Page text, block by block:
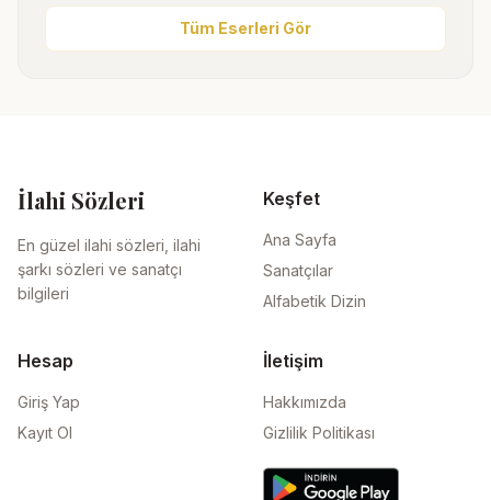
Tüm Eserleri Gör
İlahi Sözleri
En güzel ilahi sözleri, ilahi
şarkı sözleri ve sanatçı
bilgileri
Keşfet
Ana Sayfa
Sanatçılar
Alfabetik Dizin
Hesap
Giriş Yap
Kayıt Ol
İletişim
Hakkımızda
Gizlilik Politikası